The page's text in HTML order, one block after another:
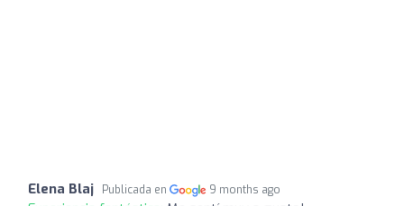
Elena Blaj Publicada en 9 months ago